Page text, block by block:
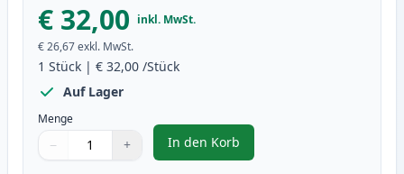
€ 32,00 inkl. MwSt.
€ 26,67exkl. MwSt.
1 Stück | € 32,00 /Stück
Auf Lager
Menge
Verwenden Sie die Tasten, um anzupassen
− +
1
In den Korb
, Canon CL-513 Tintenpatrone